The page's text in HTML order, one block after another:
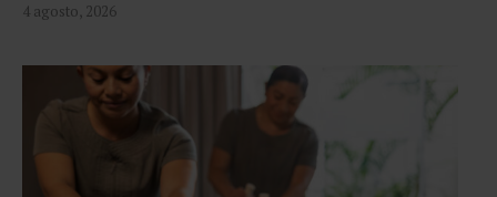
4 agosto, 2026